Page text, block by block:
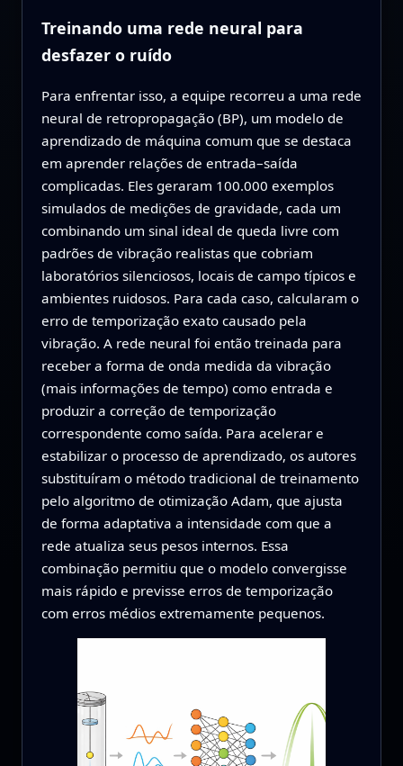
Treinando uma rede neural para
desfazer o ruído
Para enfrentar isso, a equipe recorreu a uma rede
neural de retropropagação (BP), um modelo de
aprendizado de máquina comum que se destaca
em aprender relações de entrada–saída
complicadas. Eles geraram 100.000 exemplos
simulados de medições de gravidade, cada um
combinando um sinal ideal de queda livre com
padrões de vibração realistas que cobriam
laboratórios silenciosos, locais de campo típicos e
ambientes ruidosos. Para cada caso, calcularam o
erro de temporização exato causado pela
vibração. A rede neural foi então treinada para
receber a forma de onda medida da vibração
(mais informações de tempo) como entrada e
produzir a correção de temporização
correspondente como saída. Para acelerar e
estabilizar o processo de aprendizado, os autores
substituíram o método tradicional de treinamento
pelo algoritmo de otimização Adam, que ajusta
de forma adaptativa a intensidade com que a
rede atualiza seus pesos internos. Essa
combinação permitiu que o modelo convergisse
mais rápido e previsse erros de temporização
com erros médios extremamente pequenos.